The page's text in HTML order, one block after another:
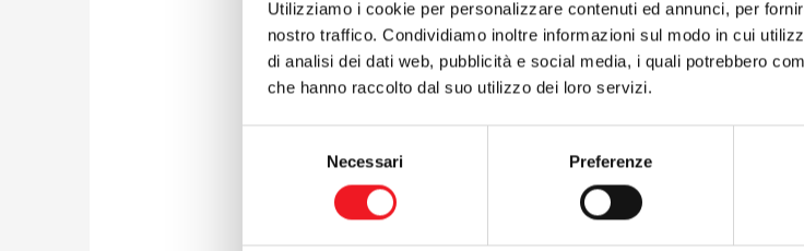
Utilizziamo i cookie per personalizzare contenuti ed annunci, per
nostro traffico. Condividiamo inoltre informazioni sul modo in cui
di analisi dei dati web, pubblicità e social media, i quali potrebbero
che hanno raccolto dal suo utilizzo dei loro servizi.
Necessari Preferenze
i nuovi canottieri sono d'argento
partono i corsi di canottaggio lunedì 15 giugno